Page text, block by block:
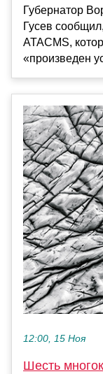
Губернатор
Гусев
ATACMS,
«произведен
12:00, 15 Ноя
Шесть